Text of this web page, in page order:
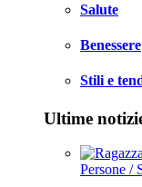
Salute
Benessere
Stili e
Ultime
Persone /